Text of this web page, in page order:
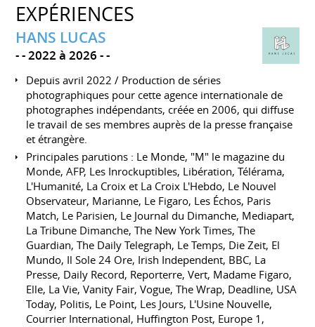
EXPÉRIENCES
HANS LUCAS
- 2022 à 2026 -
Depuis avril 2022 / Production de séries
photographiques pour cette agence internationale de
photographes indépendants, créée en 2006, qui diffuse
le travail de ses membres auprès de la presse française
et étrangère.
Principales parutions : Le Monde, "M" le magazine du
Monde, AFP, Les Inrockuptibles, Libération, Télérama,
L'Humanité, La Croix et La Croix L'Hebdo, Le Nouvel
Observateur, Marianne, Le Figaro, Les Échos, Paris
Match, Le Parisien, Le Journal du Dimanche, Mediapart,
La Tribune Dimanche, The New York Times, The
Guardian, The Daily Telegraph, Le Temps, Die Zeit, El
Mundo, Il Sole 24 Ore, Irish Independent, BBC, La
Presse, Daily Record, Reporterre, Vert, Madame Figaro,
Elle, La Vie, Vanity Fair, Vogue, The Wrap, Deadline, USA
Today, Politis, Le Point, Les Jours, L'Usine Nouvelle,
Courrier International, Huffington Post, Europe 1,